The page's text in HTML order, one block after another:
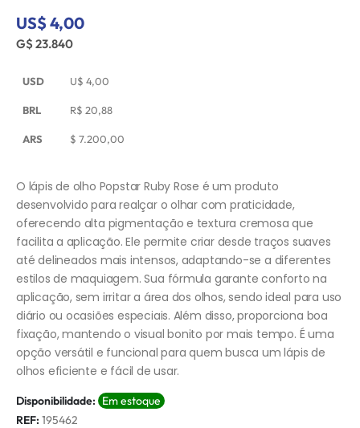
US$ 4,00
G$ 23.840
USD U$ 4,00
BRL R$ 20,88
ARS $ 7.200,00
O lápis de olho Popstar Ruby Rose é um produto
desenvolvido para realçar o olhar com praticidade,
oferecendo alta pigmentação e textura cremosa que
facilita a aplicação. Ele permite criar desde traços suaves
até delineados mais intensos, adaptando-se a diferentes
estilos de maquiagem. Sua fórmula garante conforto na
aplicação, sem irritar a área dos olhos, sendo ideal para uso
diário ou ocasiões especiais. Além disso, proporciona boa
fixação, mantendo o visual bonito por mais tempo. É uma
opção versátil e funcional para quem busca um lápis de
olhos eficiente e fácil de usar.
Disponibilidade: Em estoque
REF: 195462